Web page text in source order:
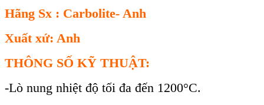
Hãng Sx : Carbolite- Anh
Xuất xứ: Anh
THÔNG SỐ KỸ THUẬT:
-Lò nung nhiệt độ tối đa đến 1200°C.